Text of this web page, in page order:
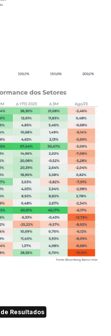
Resultados